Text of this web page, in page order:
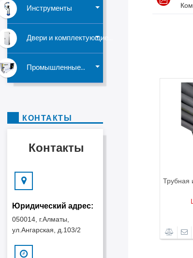
Инструменты
Двери и комплектующие...
Промышленные...
КОНТАКТЫ
Контакты
Юридический адрес:
050014, г.Алматы,
ул.Ангарская, д.103/2
6x12мм ROKAFLEX
в прайс-листе
Детали
Трубная изоляция
Цены в прайс-